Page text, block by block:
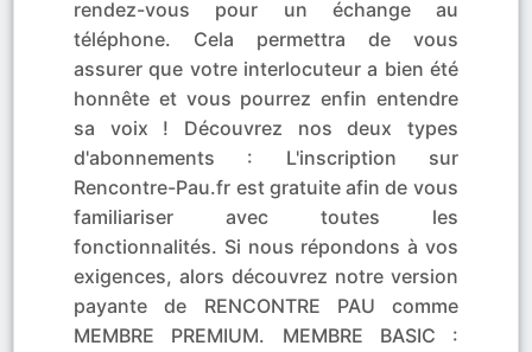
rendez-vous pour un échange au
téléphone. Cela permettra de vous
assurer que votre interlocuteur a bien été
honnête et vous pourrez enfin entendre
sa voix ! Découvrez nos deux types
d'abonnements : L'inscription sur
Rencontre-Pau.fr est gratuite afin de vous
familiariser avec toutes les
fonctionnalités. Si nous répondons à vos
exigences, alors découvrez notre version
payante de RENCONTRE PAU comme
MEMBRE PREMIUM. MEMBRE BASIC :